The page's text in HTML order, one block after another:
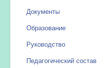
Документы
Образование
Руководство
Педагогический состав